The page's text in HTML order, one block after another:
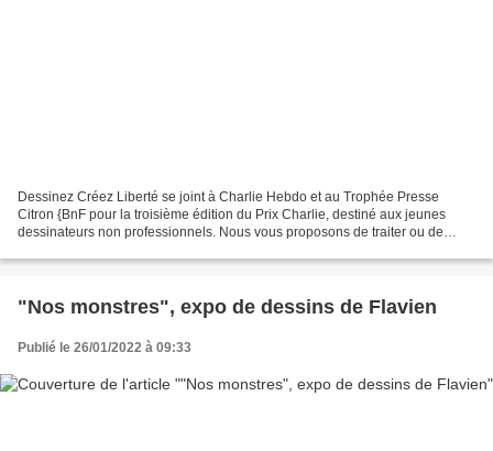
Dessinez Créez Liberté se joint à Charlie Hebdo et au Trophée Presse
Citron {BnF pour la troisième édition du Prix Charlie, destiné aux jeunes
dessinateurs non professionnels. Nous vous proposons de traiter ou de
"Nos monstres", expo de dessins de Flavien
Publié le 26/01/2022 à 09:33